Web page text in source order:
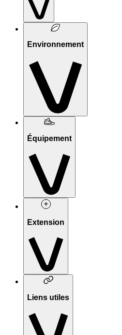
Environnement
Équipement
Extension
Liens utiles